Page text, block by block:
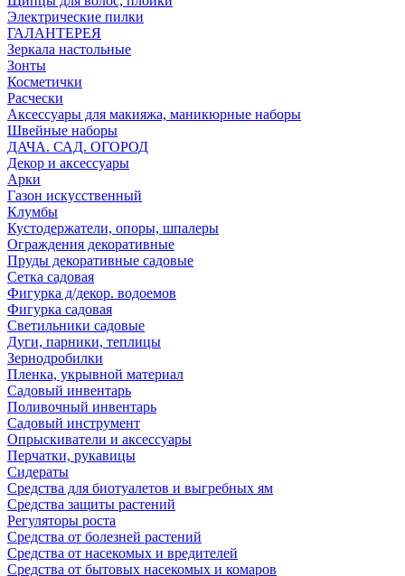
Электрические пилки
ГАЛАНТЕРЕЯ
Зеркала настольные
Зонты
Косметички
Расчески
Аксессуары для макияжа, маникюрные наборы
Швейные наборы
ДАЧА. САД. ОГОРОД
Декор и аксессуары
Арки
Газон искусственный
Клумбы
Кустодержатели, опоры, шпалеры
Ограждения декоративные
Пруды декоративные садовые
Сетка садовая
Фигурка д/декор. водоемов
Фигурка садовая
Светильники садовые
Дуги, парники, теплицы
Зернодробилки
Пленка, укрывной материал
Садовый инвентарь
Поливочный инвентарь
Садовый инструмент
Опрыскиватели и аксессуары
Перчатки, рукавицы
Сидераты
Средства для биотуалетов и выгребных ям
Средства защиты растений
Регуляторы роста
Средства от болезней растений
Средства от насекомых и вредителей
Средства от бытовых насекомых и комаров